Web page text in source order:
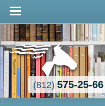
(812)575-25-66